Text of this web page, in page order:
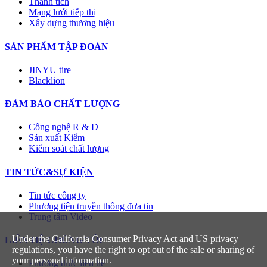
Under the California Consumer Privacy Act and US privacy
regulations, you have the right to opt out of the sale or sharing of
your personal information.
Mạng lưới tiếp thị
Xây dựng thương hiệu
SẢN PHẨM TẬP ĐOÀN
JINYU tire
Blacklion
ĐẢM BẢO CHẤT LƯỢNG
Công nghệ R & D
Sản xuất Kiểm
Kiểm soát chất lượng
TIN TỨC&SỰ KIỆN
Tin tức công ty
Phương tiện truyền thông đưa tin
Trung tâm Video
LIÊN HỆ CHÚNG TÔI
Phương thức liên hệ